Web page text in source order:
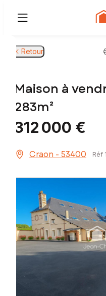
Retour
Maison à
283m²
312 000 €
Craon - 53400 Réf